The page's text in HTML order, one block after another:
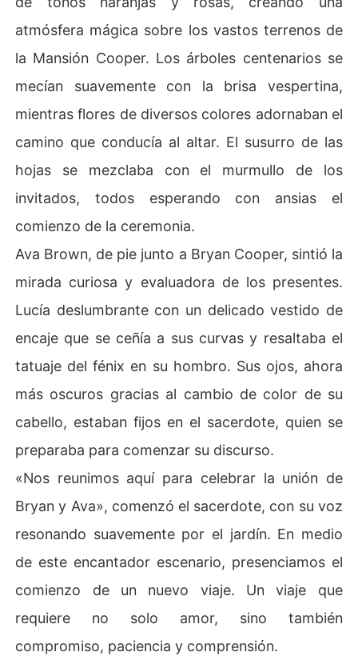
iesgo, el precio del amor puede ser demasiado alto.
atmósfera mágica sobre los vastos terrenos de
la Mansión Cooper. Los árboles centenarios se
mecían suavemente con la brisa vespertina,
mientras flores de diversos colores adornaban el
camino que conducía al altar. El susurro de las
hojas se mezclaba con el murmullo de los
invitados, todos esperando con ansias el
comienzo de la ceremonia.
Ava Brown, de pie junto a Bryan Cooper, sintió la
mirada curiosa y evaluadora de los presentes.
Lucía deslumbrante con un delicado vestido de
encaje que se ceñía a sus curvas y resaltaba el
tatuaje del fénix en su hombro. Sus ojos, ahora
más oscuros gracias al cambio de color de su
cabello, estaban fijos en el sacerdote, quien se
preparaba para comenzar su discurso.
«Nos reunimos aquí para celebrar la unión de
Bryan y Ava», comenzó el sacerdote, con su voz
resonando suavemente por el jardín. En medio
de este encantador escenario, presenciamos el
comienzo de un nuevo viaje. Un viaje que
requiere no solo amor, sino también
compromiso, paciencia y comprensión.